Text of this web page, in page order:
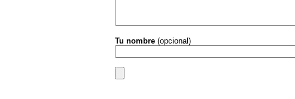
Tu nombre (opcional)